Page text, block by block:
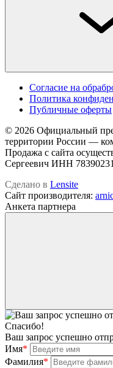
Cогласие на
Политика
Публичные оферты
© 2026 Официальный
территории России —
Продажа с сайта
Сергеевич ИНН
Сделано в Lensite
Сайт производителя:
Анкета партнера
Спасибо!
Ваш запрос успешно
Имя*
Фамилия*